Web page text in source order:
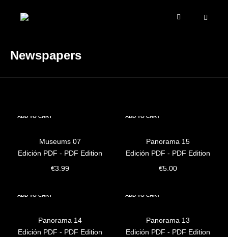
Newspapers
ADD TO CART
Museums 07
Edición PDF - PDF Edition
€3.99
ADD TO CART
Panorama 15
Edición PDF - PDF Edition
€5.00
ADD TO CART
Panorama 14
Edición PDF - PDF Edition
ADD TO CART
Panorama 13
Edición PDF - PDF Edition